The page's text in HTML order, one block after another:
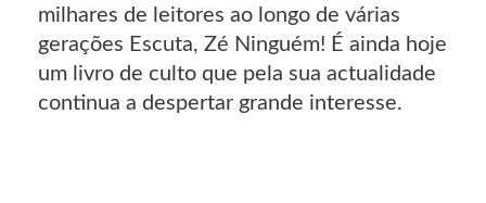
milhares de leitores ao longo de várias
gerações Escuta, Zé Ninguém! É ainda hoje
um livro de culto que pela sua actualidade
continua a despertar grande interesse.